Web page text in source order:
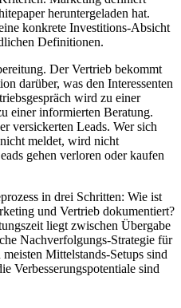
heruntergeladen hat.
konkrete Investitions-Absicht
Definitionen.
Der Vertrieb bekommt
darüber, was den Interessenten
wird zu einer
einer informierten Beratung.
versickerten Leads. Wer sich
meldet, wird nicht
gehen verloren oder kaufen
in drei Schritten: Wie ist
und Vertrieb dokumentiert?
liegt zwischen Übergabe
Nachverfolgungs-Strategie für
Mittelstands-Setups sind
Verbesserungspotentiale sind